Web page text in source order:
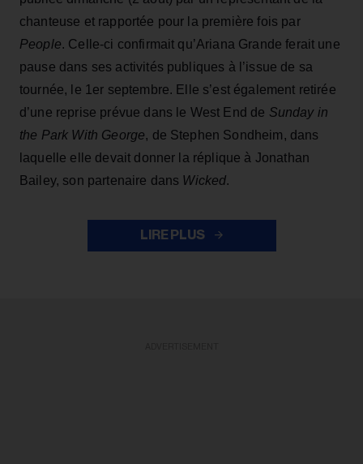
chanteuse et rapportée pour la première fois par
People. Celle-ci confirmait qu’Ariana Grande ferait une
pause dans ses activités publiques à l’issue de sa
tournée, le 1er septembre. Elle s’est également retirée
d’une reprise prévue dans le West End de Sunday in
the Park With George, de Stephen Sondheim, dans
laquelle elle devait donner la réplique à Jonathan
Bailey, son partenaire dans Wicked.
LIRE PLUS